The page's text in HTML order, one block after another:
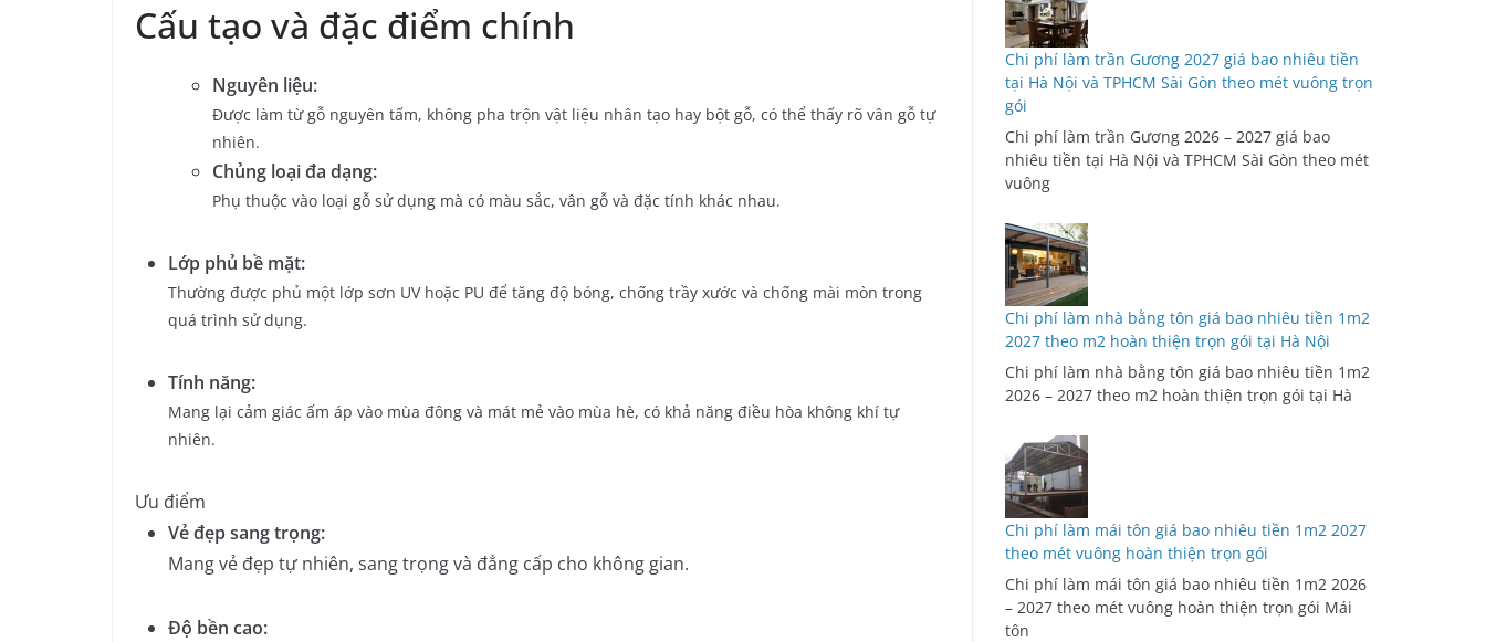
Cấu tạo và đặc điểm chính
Nguyên liệu:
Được làm từ gỗ nguyên tấm, không pha trộn vật liệu nhân tạo hay bột gỗ, có thể thấy rõ vân gỗ tự
nhiên.
Chủng loại đa dạng:
Phụ thuộc vào loại gỗ sử dụng mà có màu sắc, vân gỗ và đặc tính khác nhau.
Lớp phủ bề mặt:
Thường được phủ một lớp sơn UV hoặc PU để tăng độ bóng, chống trầy xước và chống mài mòn trong
quá trình sử dụng.
Tính năng:
Mang lại cảm giác ấm áp vào mùa đông và mát mẻ vào mùa hè, có khả năng điều hòa không khí tự
nhiên.
Ưu điểm
Vẻ đẹp sang trọng:
Mang vẻ đẹp tự nhiên, sang trọng và đẳng cấp cho không gian.
Độ bền cao:
Chi phí làm trần Gương 2027 giá bao nhiêu tiền
tại Hà Nội và TPHCM Sài Gòn theo mét vuông trọn
gói
Chi phí làm trần Gương 2026 – 2027 giá bao
nhiêu tiền tại Hà Nội và TPHCM Sài Gòn theo mét
vuông
Chi phí làm nhà bằng tôn giá bao nhiêu tiền 1m2
2027 theo m2 hoàn thiện trọn gói tại Hà Nội
Chi phí làm nhà bằng tôn giá bao nhiêu tiền 1m2
2026 – 2027 theo m2 hoàn thiện trọn gói tại Hà
Chi phí làm mái tôn giá bao nhiêu tiền 1m2 2027
theo mét vuông hoàn thiện trọn gói
Chi phí làm mái tôn giá bao nhiêu tiền 1m2 2026
– 2027 theo mét vuông hoàn thiện trọn gói Mái
tôn